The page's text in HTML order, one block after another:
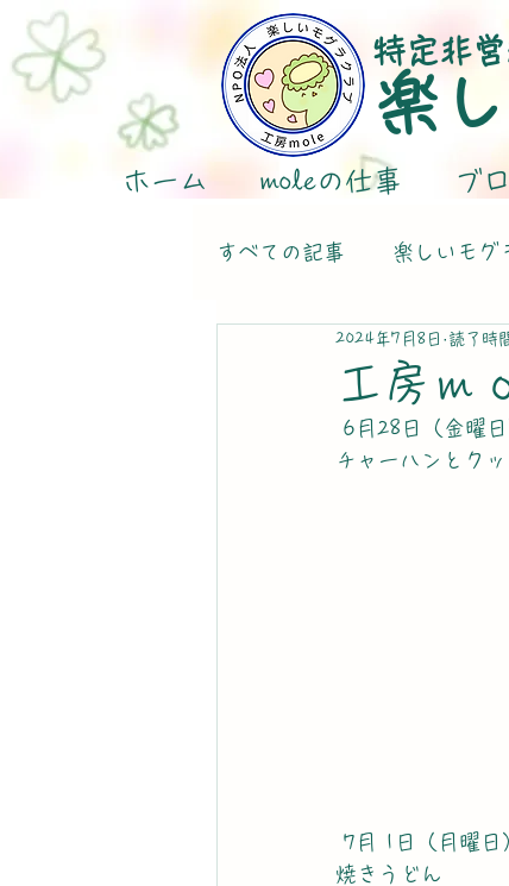
特定非
楽
ホーム moleの仕事 ブ
すべての記事 楽しいモグ
工房ｍ
2024年7月8日 読了時
6月28日（金曜日
チャーハンとク
7月 1日（月曜日
焼きうどん